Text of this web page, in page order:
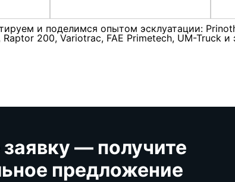
и поделимся опытом эсклуатации:
200, Variotrac, FAE Primetech, UM-Truck
— получите
предложение